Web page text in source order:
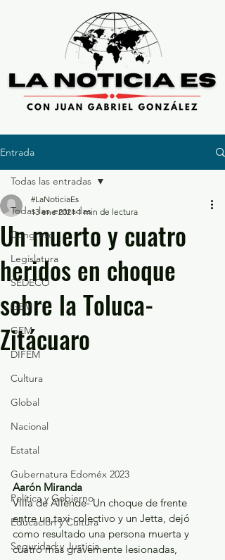
Entrada
Todas las entradas
Congreso
Legislatura
SEDECO
GEM
GEM
DIFEM
Cultura
Global
Nacional
Estatal
Gubernatura Edoméx 2023
Política y Gobierno
Educación y Cultura
Seguridad y Justicia
Todas las entradas
Un muerto y cuatro
heridos en choque
sobre la Toluca-
Zitácuaro
#LaNoticiaEs
13 ene 2021 1 min de lectura
Aarón Miranda
Villa de Allende- Un choque de frente
entre un taxi colectivo y un Jetta, dejó
como resultado una persona muerta y
cuatro más gravemente lesionadas,